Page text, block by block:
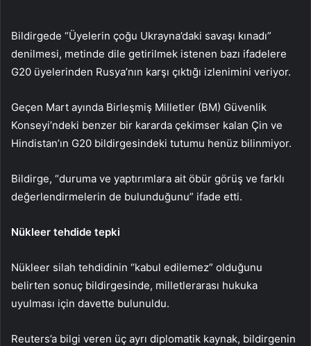
Bildirgede “Üyelerin çoğu Ukrayna’daki savaşı kınadı”
denilmesi, metinde dile getirilmek istenen bazı ifadelere
G20 üyelerinden Rusya’nın karşı çıktığı izlenimini veriyor.
Geçen Mart ayında Birleşmiş Milletler (BM) Güvenlik
Konseyi’ndeki benzer bir kararda çekimser kalan Çin ve
Hindistan’ın G20 bildirgesindeki tutumu henüz bilinmiyor.
Bildirge, “duruma ve yaptırımlara ait öbür görüş ve farklı
değerlendirmelerin de bulunduğunu” ifade etti.
Nükleer tehdide tepki
Nükleer silah tehdidinin “kabul edilemez” olduğunu
belirten sonuç bildirgesinde, milletlerarası hukuka
uyulması için davette bulunuldu.
Reuters’a bilgi veren üç ayrı diplomatik kaynak, bildirgenin